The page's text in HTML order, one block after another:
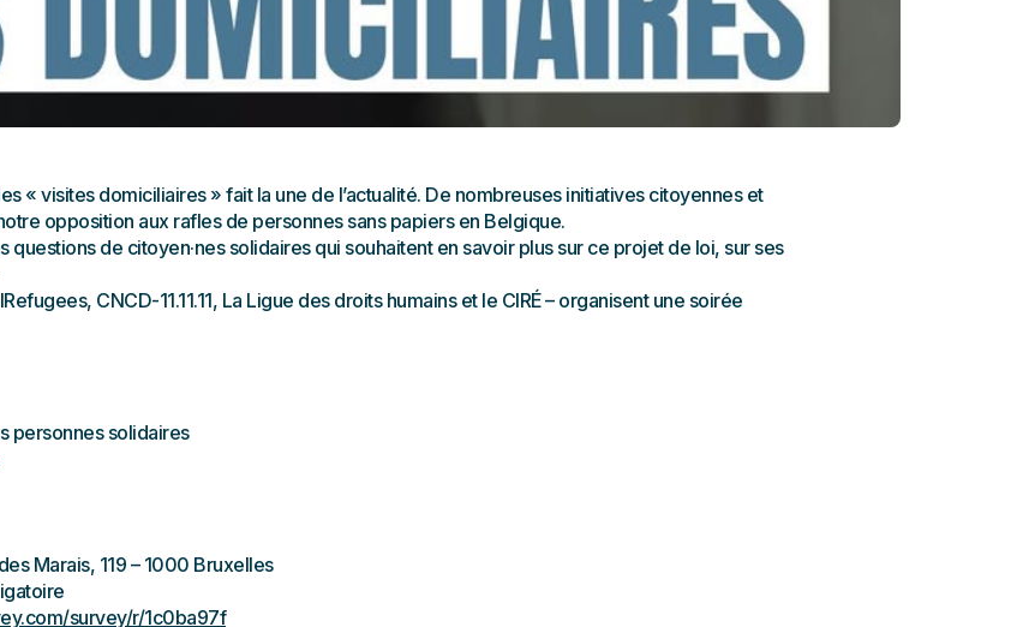
« visites domiciliaires » fait la une de l’actualité. De nombreuses initiatives citoyennes et
opposition aux rafles de personnes sans papiers en Belgique.
de citoyen·nes solidaires qui souhaitent en savoir plus sur ce projet de loi, sur ses
CNCD-11.11.11, La Ligue des droits humains et le CIRÉ – organisent une soirée
personnes solidaires
Marais, 119 – 1000 Bruxelles
survey/r/1c0ba97f